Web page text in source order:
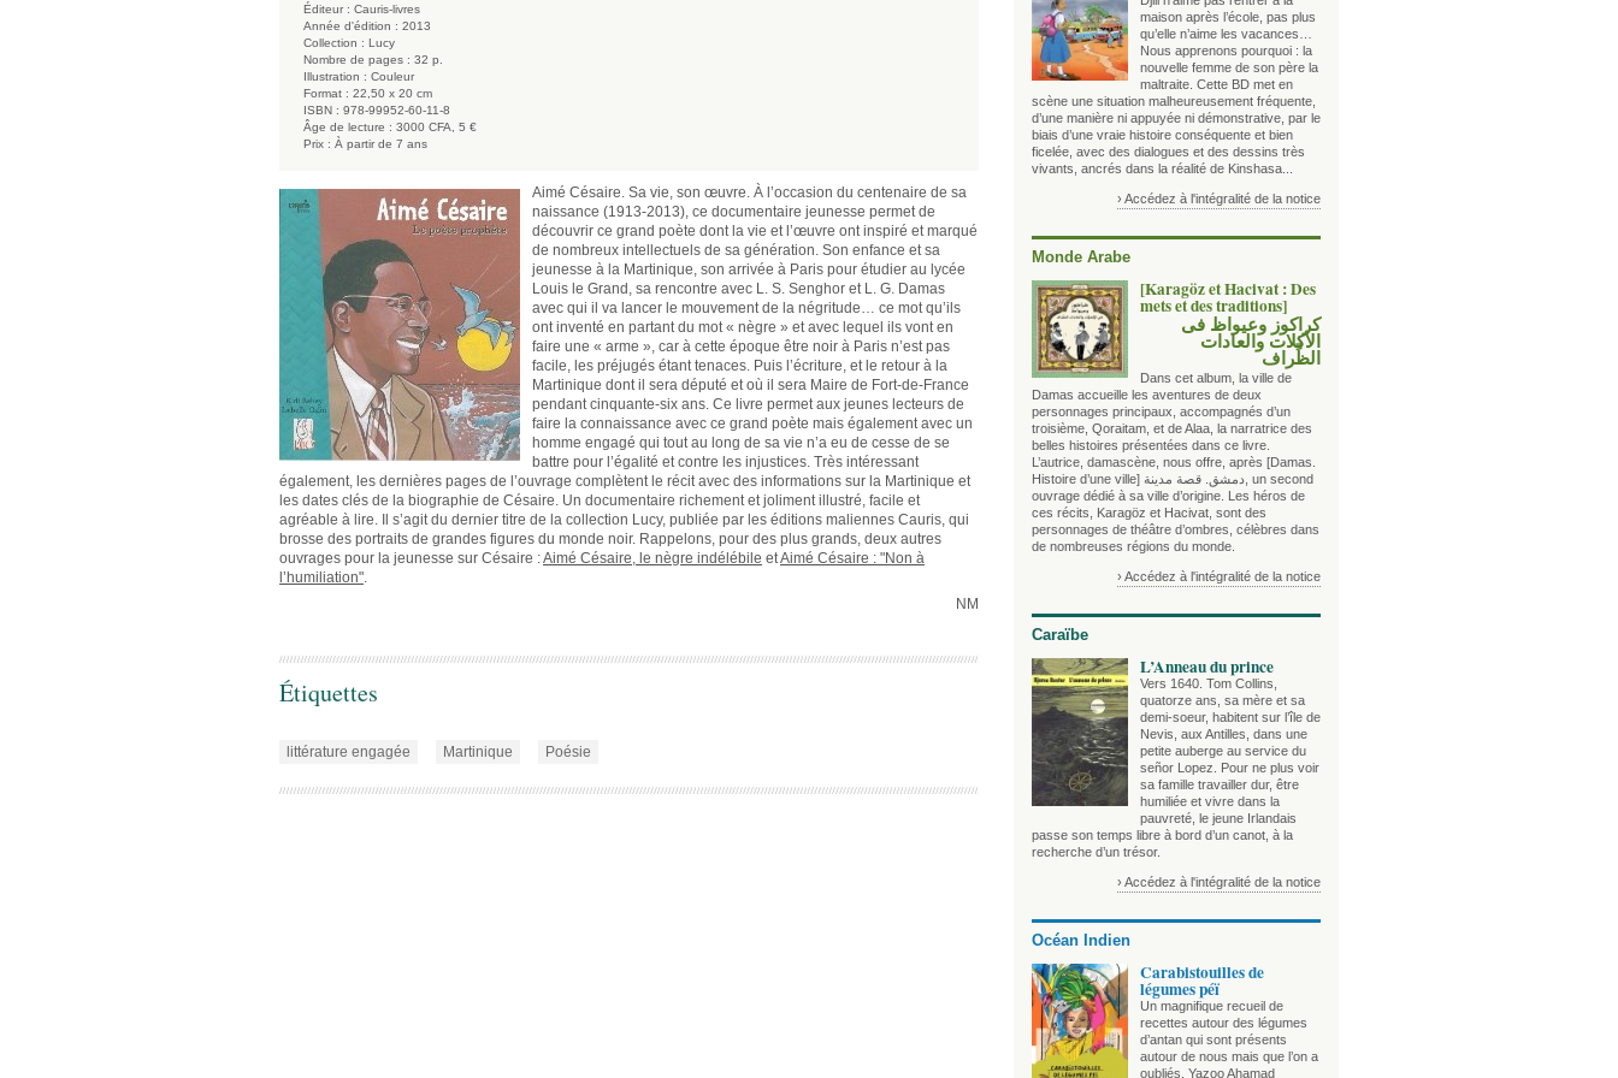
Éditeur : Cauris-livres
Année d'édition : 2013
Collection : Lucy
Nombre de pages : 32 p.
Illustration : Couleur
Format : 22,50 x 20 cm
ISBN : 978-99952-60-11-8
Âge de lecture : 3000 CFA, 5 €
Prix : À partir de 7 ans
Aimé Césaire. Sa vie, son œuvre. À l’occasion du centenaire de sa
naissance (1913-2013), ce documentaire jeunesse permet de
découvrir ce grand poète dont la vie et l’œuvre ont inspiré et marqué
de nombreux intellectuels de sa génération. Son enfance et sa
jeunesse à la Martinique, son arrivée à Paris pour étudier au lycée
Louis le Grand, sa rencontre avec L. S. Senghor et L. G. Damas
avec qui il va lancer le mouvement de la négritude… ce mot qu’ils
ont inventé en partant du mot « nègre » et avec lequel ils vont en
faire une « arme », car à cette époque être noir à Paris n’est pas
facile, les préjugés étant tenaces. Puis l’écriture, et le retour à la
Martinique dont il sera député et où il sera Maire de Fort-de-France
pendant cinquante-six ans. Ce livre permet aux jeunes lecteurs de
faire la connaissance avec ce grand poète mais également avec un
homme engagé qui tout au long de sa vie n’a eu de cesse de se
battre pour l’égalité et contre les injustices. Très intéressant
également, les dernières pages de l’ouvrage complètent le récit avec des informations sur la Martinique et
les dates clés de la biographie de Césaire. Un documentaire richement et joliment illustré, facile et
agréable à lire. Il s’agit du dernier titre de la collection Lucy, publiée par les éditions maliennes Cauris, qui
brosse des portraits de grandes figures du monde noir. Rappelons, pour des plus grands, deux autres
ouvrages pour la jeunesse sur Césaire :Aimé Césaire, le nègre indélébile etAimé Césaire : "Non à
l’humiliation"
NM
Étiquettes
littérature engagée Martinique Poésie
maison après l’école, pas plus
qu’elle n’aime les vacances…
Nous apprenons pourquoi : la
nouvelle femme de son père la
maltraite. Cette BD met en
scène une situation malheureusement fréquente,
d’une manière ni appuyée ni démonstrative, par le
biais d’une vraie histoire conséquente et bien
ficelée, avec des dialogues et des dessins très
vivants, ancrés dans la réalité de Kinshasa...
› Accédez à l'intégralité de la notice
Monde Arabe
[Karagöz et Hacivat : Des
mets et des traditions]
كراكوز وعيواظ فى
الأكلات والعادات
الظِّراف
Dans cet album, la ville de
Damas accueille les aventures de deux
personnages principaux, accompagnés d’un
troisième, Qoraitam, et de Alaa, la narratrice des
belles histoires présentées dans ce livre.
L’autrice, damascène, nous offre, après [Damas.
Histoire d’une ville] دمشق. قصة مدينة , un second
ouvrage dédié à sa ville d’origine. Les héros de
ces récits, Karagöz et Hacivat, sont des
personnages de théâtre d’ombres, célèbres dans
de nombreuses régions du monde.
› Accédez à l'intégralité de la notice
Caraïbe
L’Anneau du prince
Vers 1640. Tom Collins,
quatorze ans, sa mère et sa
demi-soeur, habitent sur l’île de
Nevis, aux Antilles, dans une
petite auberge au service du
señor Lopez. Pour ne plus voir
sa famille travailler dur, être
humiliée et vivre dans la
pauvreté, le jeune Irlandais
passe son temps libre à bord d’un canot, à la
recherche d’un trésor.
› Accédez à l'intégralité de la notice
Océan Indien
Carabistouilles de
légumes péï
Un magnifique recueil de
recettes autour des légumes
d’antan qui sont présents
autour de nous mais que l’on a
oubliés. Yazoo Ahamad